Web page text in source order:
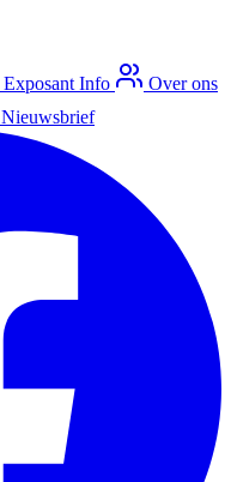
Exposant Info
Over ons
Nieuwsbrief